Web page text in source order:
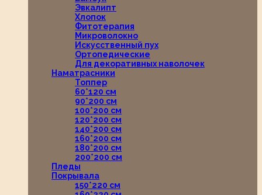
Эвкалипт
Хлопок
Фитотерапия
Микроволокно
Искусственный пух
Ортопедические
Для декоративных наволочек
Наматрасники
Топпер
60*120 см
90*200 см
100*200 см
120*200 см
140*200 см
160*200 см
180*200 см
200*200 см
Пледы
Покрывала
150*220 см